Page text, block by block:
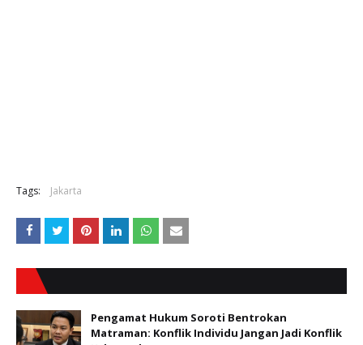
Tags: Jakarta
Pengamat Hukum Soroti Bentrokan
Matraman: Konflik Individu Jangan Jadi Konflik